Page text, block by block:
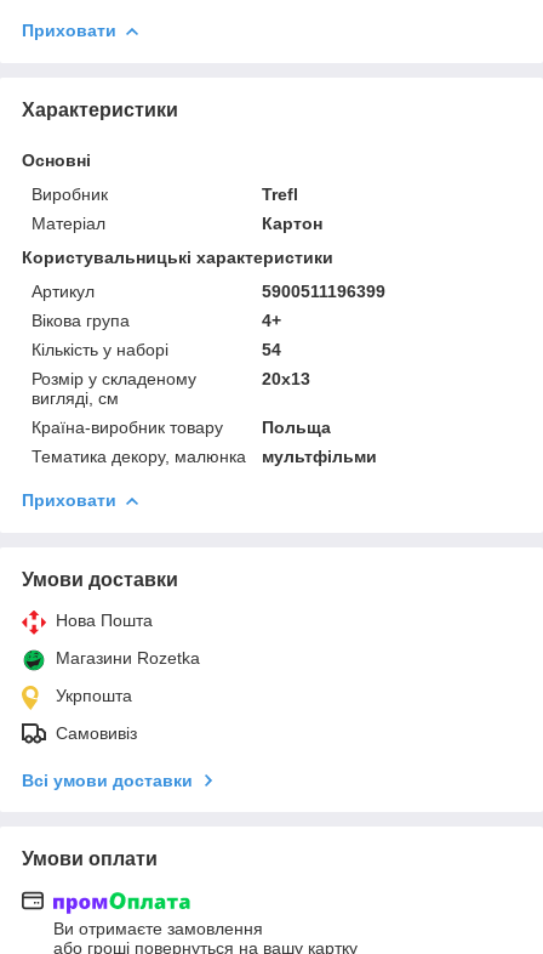
Приховати
Характеристики
Основні
Виробник
Trefl
Матеріал
Картон
Користувальницькі характеристики
Артикул
5900511196399
Вікова група
4+
Кількість у наборі
54
Розмір у складеному
вигляді, см
20х13
Країна-виробник товару
Польща
Тематика декору, малюнка
мультфільми
Приховати
Умови доставки
Нова Пошта
Магазини Rozetka
Укрпошта
Самовивіз
Всі умови доставки
Умови оплати
Ви отримаєте замовлення
або гроші повернуться на вашу картку